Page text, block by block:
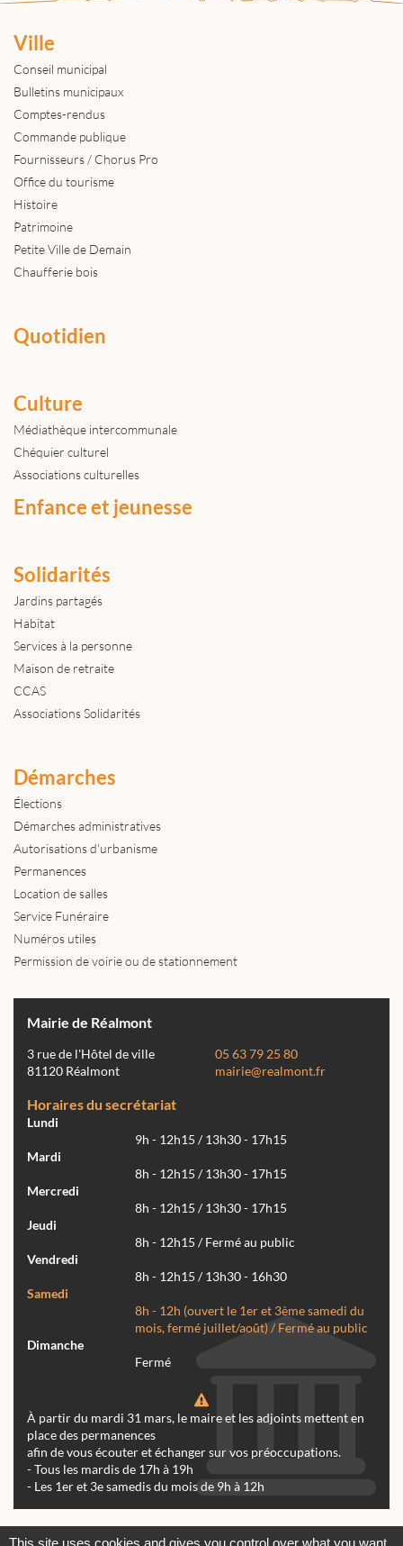
Ville
Conseil municipal
Bulletins municipaux
Comptes-rendus
Commande publique
Fournisseurs / Chorus Pro
Office du tourisme
Histoire
Patrimoine
Petite Ville de Demain
Chaufferie bois
Quotidien
Culture
Médiathèque intercommunale
Chéquier culturel
Associations culturelles
Enfance et jeunesse
Solidarités
Jardins partagés
Habitat
Services à la personne
Maison de retraite
CCAS
Associations Solidarités
Démarches
Élections
Démarches administratives
Autorisations d'urbanisme
Permanences
Location de salles
Service Funéraire
Numéros utiles
Permission de voirie ou de stationnement
Mairie de Réalmont
3 rue de l'Hôtel de ville
81120 Réalmont
05 63 79 25 80
mairie@realmont.fr
Horaires du secrétariat
Lundi
9h - 12h15 / 13h30 - 17h15
Mardi
8h - 12h15 / 13h30 - 17h15
Mercredi
8h - 12h15 / 13h30 - 17h15
Jeudi
8h - 12h15 / Fermé au public
Vendredi
8h - 12h15 / 13h30 - 16h30
Samedi
8h - 12h (ouvert le 1er et 3ème samedi du
mois, fermé juillet/août) / Fermé au public
Dimanche
Fermé
À partir du mardi 31 mars, le maire et les adjoints mettent en
place des permanences
afin de vous écouter et échanger sur vos préoccupations.
- Tous les mardis de 17h à 19h
- Les 1er et 3e samedis du mois de 9h à 12h
This site uses cookies and gives you control over what you want